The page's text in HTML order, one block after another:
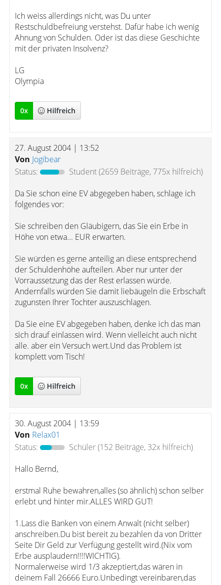
Ich weiss allerdings nicht, was Du unter
Restschuldbefreiung verstehst. Dafür habe ich wenig
Ahnung von Schulden. Oder ist das diese Geschichte
mit der privaten Insolvenz?
LG
Olympia
0x Hilfreich
27. August 2004 | 13:52
Von Jogibear
Status:
Student(2659 Beiträge, 775x hilfreich)
Da Sie schon eine EV abgegeben haben, schlage ich
folgendes vor:
Sie schreiben den Gläubigern, das Sie ein Erbe in
Höhe von etwa... EUR erwarten.
Sie würden es gerne anteilig an diese entsprechend
der Schuldenhöhe aufteilen. Aber nur unter der
Vorraussetzung das der Rest erlassen würde.
Andernfalls würden Sie damit liebäugeln die Erbschaft
zugunsten Ihrer Tochter auszuschlagen.
Da Sie eine EV abgegeben haben, denke ich das man
sich drauf einlassen wird. Wenn vielleicht auch nicht
alle. aber ein Versuch wert.Und das Problem ist
komplett vom Tisch!
0x Hilfreich
30. August 2004 | 13:59
Von Relax01
Status:
Schüler(152 Beiträge, 32x hilfreich)
Hallo Bernd,
erstmal Ruhe bewahren,alles (so ähnlich) schon selber
erlebt und hinter mir.ALLES WIRD GUT!
1.Lass die Banken von einem Anwalt (nicht selber)
anschreiben.Du bist bereit zu bezahlen da von Dritter
Seite Dir Geld zur Verfügung gestellt wird.(Nix vom
Erbe ausplaudern!!!!WICHTIG).
Normalerweise wird 1/3 akzeptiert,das wären in
deinem Fall 26666 Euro.Unbedingt vereinbaren,das